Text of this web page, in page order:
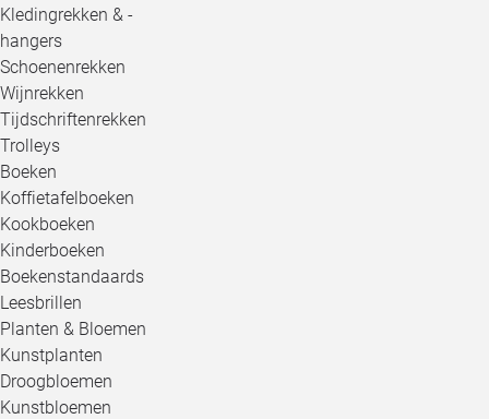
Kledingrekken & -
hangers
Schoenenrekken
Wijnrekken
Tijdschriftenrekken
Trolleys
Boeken
Koffietafelboeken
Kookboeken
Kinderboeken
Boekenstandaards
Leesbrillen
Planten & Bloemen
Kunstplanten
Droogbloemen
Kunstbloemen